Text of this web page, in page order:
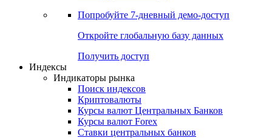
Попробуйте 7-дневный демо-доступ
Откройте глобальную базу данных
Получить доступ
Индексы
Индикаторы рынка
Поиск индексов
Криптовалюты
Курсы валют Центральных Банков
Курсы валют Forex
Ставки центральных банков